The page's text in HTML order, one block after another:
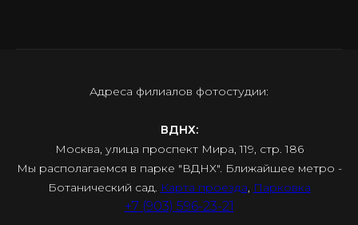
Адреса филиалов фотостудии:
ВДНХ:
Москва, улица проспект Мира, 119, стр. 186
Мы располагаемся в парке "ВДНХ". Ближайшее метро -
Ботанический сад. Карта проезда, Парковка
+7 (903) 596-23-21